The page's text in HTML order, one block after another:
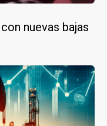
nuevas bajas